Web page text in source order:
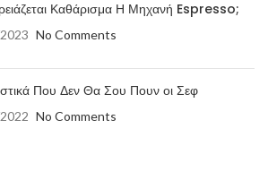
Καθάρισμα Η Μηχανή Espresso;
No Comments
Που Δεν Θα Σου Πουν οι Σεφ
No Comments